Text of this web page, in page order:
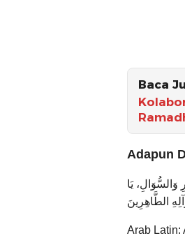
Baca
Adapun
وَالسُّوَالِ، يَا
الطَّاهِرِينَ
Arab Latin: